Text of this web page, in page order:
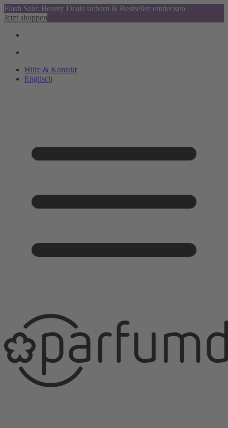
Flash Sale: Beauty Deals sichern & Bestseller entdecken
Jetzt shoppen
Hilfe & Kontakt
Englisch